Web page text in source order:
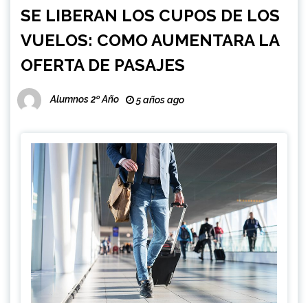
SE LIBERAN LOS CUPOS DE LOS
VUELOS: COMO AUMENTARA LA
OFERTA DE PASAJES
Alumnos 2º Año 5 años ago